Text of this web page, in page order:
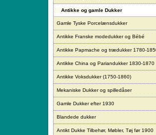
Antikke og gamle Dukker
Gamle Tyske Porcelænsdukker
Antikke Franske modedukker og Bébé
Antikke Papmache og trædukker 1780-
Antikke China og Pariandukker 1830-1870
Antikke Voksdukker (1750-1860)
Mekaniske Dukker og spilledåser
Gamle Dukker efter 1930
Blandede dukker
Antikt Dukke Tilbehør, Møbler, Tøj før 1900